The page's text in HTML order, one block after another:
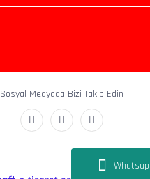
Sosyal Medyada Bizi Takip Edin